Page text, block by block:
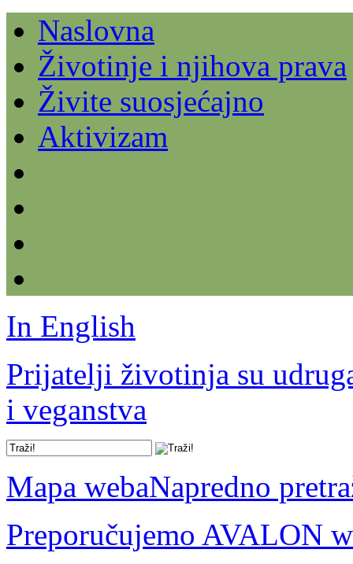
Naslovna
Životinje i njihova prava
Živite suosjećajno
Aktivizam
In English
Prijatelji životinja su
i veganstva
Mapa webaNapredno
Preporučujemo AVALON